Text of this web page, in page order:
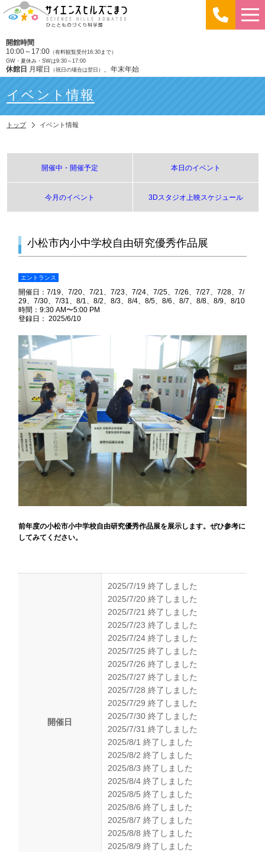
開館時間
10:00～17:00 （有料観覧受付16:30まで）
GW・夏休み・SWは9:30～17:00
休館日 月曜日 （祝日の場合は翌日） 、年末年始
イベント情報
トップ イベント情報
開催中・開催予定 本日のイベント
今月のイベント 3Dスタジオ上映スケジュール
小松市内小中学校自由研究優秀作品展
エントランス
開催日：7/19 7/20 7/21 7/23 7/24 7/25 7/26 7/27 7/28
7/
29
7/30 7/31 8/1 8/2 8/3 8/4 8/5 8/6 8/7 8/8 8/9
8/10
時間：9:30 AM〜5:00 PM
登録日： 2025/6/10
前年度の小松市小中学校自由研究優秀作品展を展示します。ぜひ参考に
してみてください。
開催日
2025/7/19 終了しました
2025/7/20 終了しました
2025/7/21 終了しました
2025/7/23 終了しました
2025/7/24 終了しました
2025/7/25 終了しました
2025/7/26 終了しました
2025/7/27 終了しました
2025/7/28 終了しました
2025/7/29 終了しました
2025/7/30 終了しました
2025/7/31 終了しました
2025/8/1 終了しました
2025/8/2 終了しました
2025/8/3 終了しました
2025/8/4 終了しました
2025/8/5 終了しました
2025/8/6 終了しました
2025/8/7 終了しました
2025/8/8 終了しました
2025/8/9 終了しました